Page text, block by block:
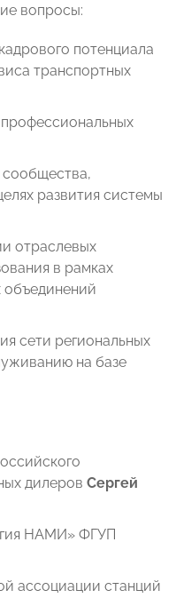
вопросы:
потенциала
транспортных
сообщества,
развития системы
отраслевых
в рамках
объединений
сети региональных
на базе
дилеров Сергей
НАМИ» ФГУП
ассоциации станций